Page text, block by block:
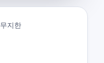
무지한